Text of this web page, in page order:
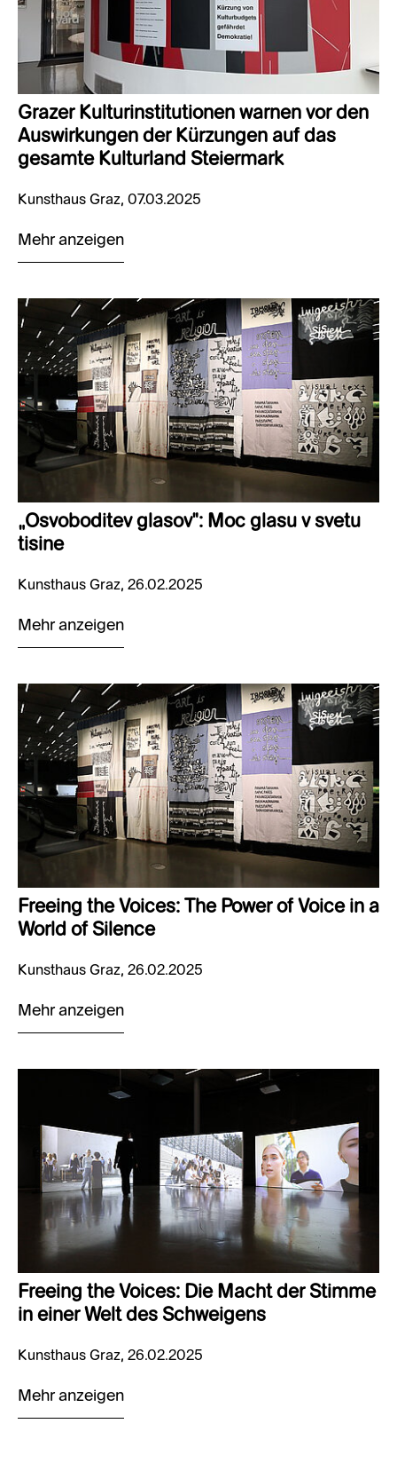
Grazer Kulturinstitutionen warnen vor den
Auswirkungen der Kürzungen auf das
gesamte Kulturland Steiermark
Kunsthaus Graz, 07.03.2025
Mehr anzeigen
„Osvoboditev glasov": Moc glasu v svetu
tisine
Kunsthaus Graz, 26.02.2025
Mehr anzeigen
Freeing the Voices: The Power of Voice in a
World of Silence
Kunsthaus Graz, 26.02.2025
Mehr anzeigen
Freeing the Voices: Die Macht der Stimme
in einer Welt des Schweigens
Kunsthaus Graz, 26.02.2025
Mehr anzeigen